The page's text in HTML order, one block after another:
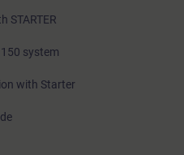
STARTER
system
with Starter